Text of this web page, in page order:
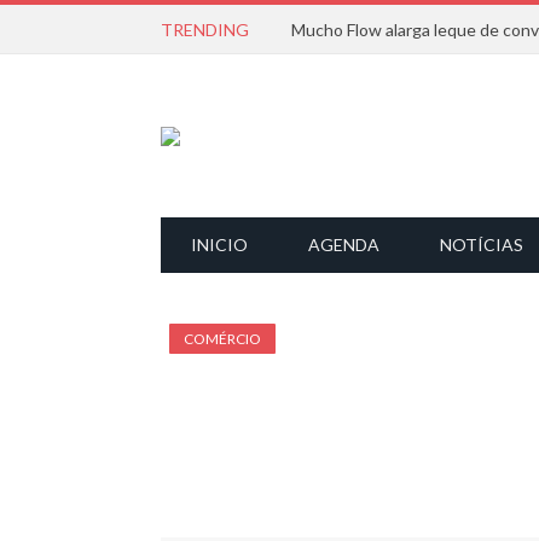
TRENDING
INICIO AGENDA NOTÍCIAS
COMÉRCIO